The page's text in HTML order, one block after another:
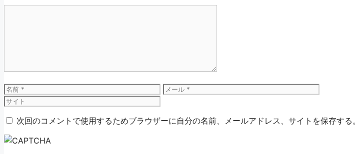
名
前
メ
次回のコメントで使用するためブラウザーに自分の名前、メールアドレス、サイトを保存する。